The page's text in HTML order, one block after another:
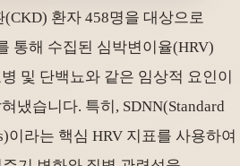
환자 458명을 대상으로
통해 수집된 심박변이율(HRV)
및 단백뇨와 같은 임상적 요인이
냈습니다. 특히, SDNN(Standard
이라는 핵심 HRV 지표를 사용하여